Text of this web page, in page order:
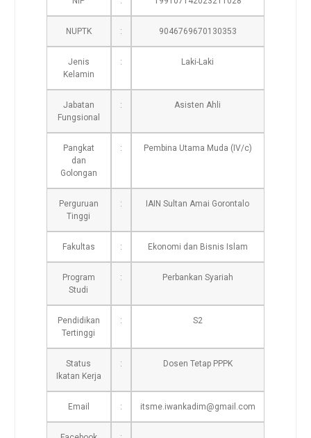
NUPTK : 9046769670130353
Jenis
Kelamin
: Laki-Laki
Jabatan
Fungsional
: Asisten Ahli
Pangkat
dan
Golongan
: Pembina Utama Muda (IV/c)
Perguruan
Tinggi
: IAIN Sultan Amai Gorontalo
Fakultas : Ekonomi dan Bisnis Islam
Program
Studi
: Perbankan Syariah
Pendidikan
Tertinggi
: S2
Status
Ikatan Kerja
: Dosen Tetap PPPK
Email : itsme.iwankadim@gmail.com